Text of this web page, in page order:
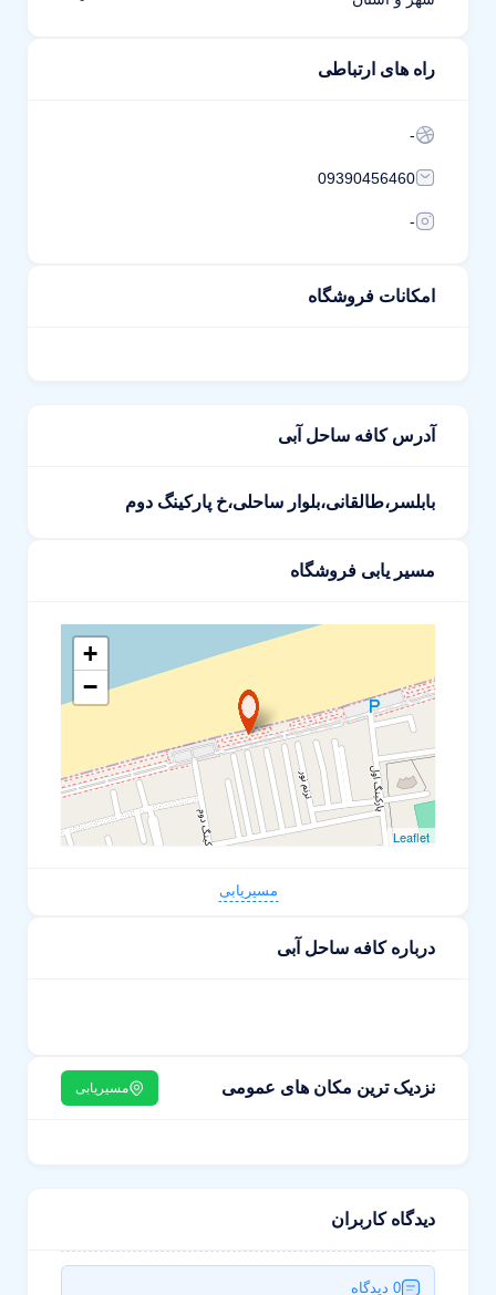
راه های ارتباطی
-
09390456460
-
امکانات فروشگاه
آدرس کافه ساحل آبی
بابلسر،طالقانی،بلوار ساحلی،خ پارکینگ دوم
مسیر یابی فروشگاه
+
−
Leaflet
مسیریابی
درباره کافه ساحل آبی
نزدیک ترین مکان های عمومی مسیریابی
دیدگاه کاربران
0 دیدگاه